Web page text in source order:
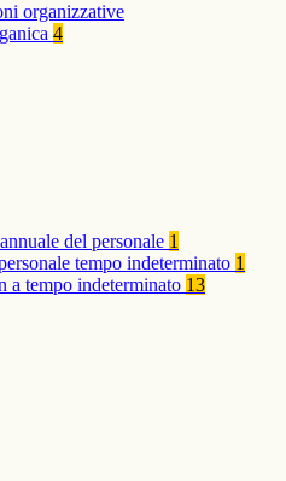
organizzative
4
del personale 1
tempo indeterminato 1
a tempo indeterminato 13